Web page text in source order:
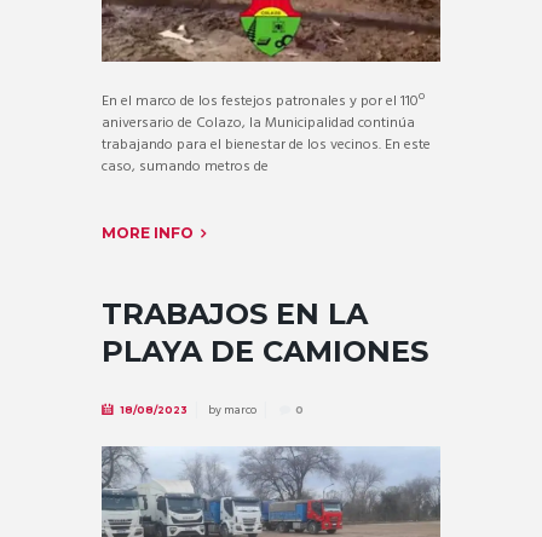
En el marco de los festejos patronales y por el 110º
aniversario de Colazo, la Municipalidad continúa
trabajando para el bienestar de los vecinos. En este
caso, sumando metros de
MORE INFO
TRABAJOS EN LA
PLAYA DE CAMIONES
18/08/2023 bymarco 0